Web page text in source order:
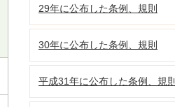
29年に公布した条例、規則
30年に公布した条例、規則
平成31年に公布した条例、規則